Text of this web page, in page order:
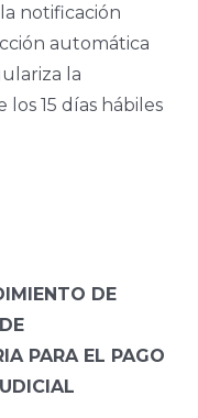
notificación
automática
la
15 días hábiles
DE
PARA EL PAGO